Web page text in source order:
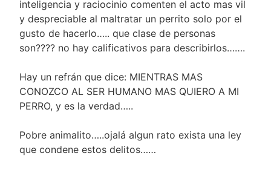
inteligencia y raciocinio comenten el acto mas vil
y despreciable al maltratar un perrito solo por el
gusto de hacerlo….. que clase de personas
son???? no hay calificativos para describirlos…….
Hay un refrán que dice: MIENTRAS MAS
CONOZCO AL SER HUMANO MAS QUIERO A MI
PERRO, y es la verdad…..
Pobre animalito…..ojalá algun rato exista una ley
que condene estos delitos……